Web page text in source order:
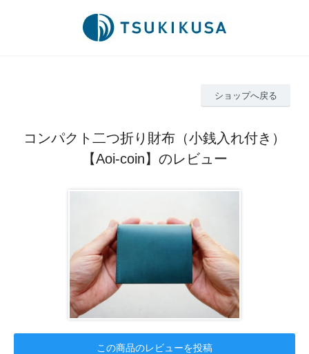
ショップへ戻る
コンパクト二つ折り財布（小銭入れ付き）
【Aoi-coin】のレビュー
この商品のレビューを投稿